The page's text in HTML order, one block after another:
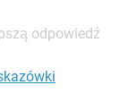
odpowiedź